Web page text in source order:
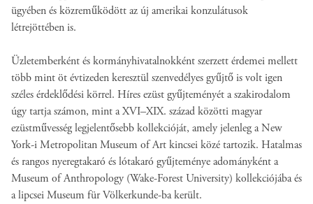
ügyében és közreműködött az új amerikai konzulátusok
létrejöttében is.
Üzletemberként és kormányhivatalnokként szerzett érdemei mellett
több mint öt évtizeden keresztül szenvedélyes gyűjtő is volt igen
széles érdeklődési körrel. Híres ezüst gyűjteményét a szakirodalom
úgy tartja számon, mint a XVI‒XIX. század közötti magyar
ezüstművesség legjelentősebb kollekcióját, amely jelenleg a New
York-i Metropolitan Museum of Art kincsei közé tartozik. Hatalmas
és rangos nyeregtakaró és lótakaró gyűjteménye adományként a
Museum of Anthropology (Wake-Forest University) kollekciójába és
a lipcsei Museum für Völkerkunde-ba került.